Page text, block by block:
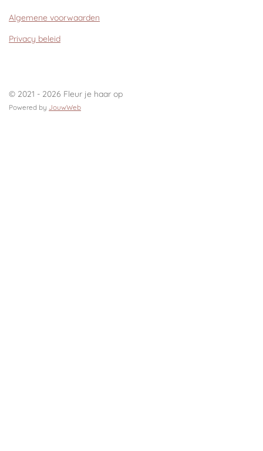
Algemene voorwaarden
Privacy beleid
© 2021 - 2026 Fleur je haar op
Powered by JouwWeb